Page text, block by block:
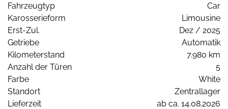
Fahrzeugtyp
Car
Karosserieform
Limousine
Erst-Zul.
Dez / 2025
Getriebe
Automatik
Kilometerstand
7.980 km
Anzahl der Türen
5
Farbe
White
Standort
Zentrallager
Lieferzeit
ab ca. 14.08.2026